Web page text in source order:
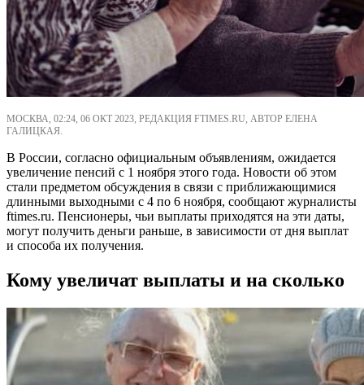
МОСКВА, 02:24, 06 ОКТ 2023, РЕДАКЦИЯ FTIMES.RU, АВТОР ЕЛЕНА
ГАЛИЦКАЯ.
В России, согласно официальным объявлениям, ожидается
увеличение пенсий с 1 ноября этого года. Новости об этом
стали предметом обсуждения в связи с приближающимися
длинными выходными с 4 по 6 ноября, сообщают журналисты
ftimes.ru. Пенсионеры, чьи выплаты приходятся на эти даты,
могут получить деньги раньше, в зависимости от дня выплат
и способа их получения.
Кому увеличат выплаты и на сколько